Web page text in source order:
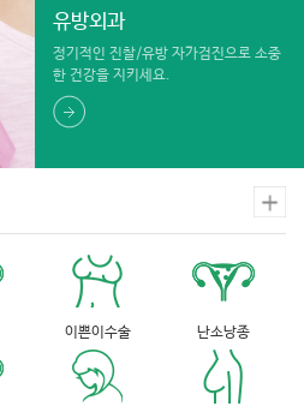
유방외과
정기적인 진찰/유방 자가검진으로 소중
한 건강을 지키세요.
이쁜이수술 난소낭종